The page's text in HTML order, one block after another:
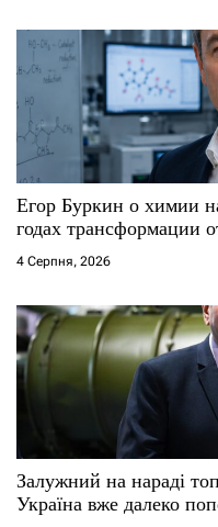
Егор Буркин о химии
годах трансформации
4 Серпня, 2026
Залужний на нараді
Україна вже далеко